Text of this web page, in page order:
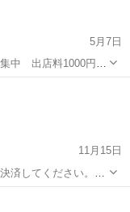
5月7日
集中 出店料1000円
11月15日
済してください。昨
いました。自分のし
た。システム理解